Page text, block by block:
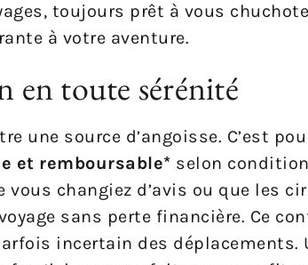
toujours prêt à vous
à votre aventure.
en toute sérénité
une source d’angoisse. C’est
et remboursable* selon
vous changiez d’avis ou que les
sans perte financière. Ce
incertain des déplacements.